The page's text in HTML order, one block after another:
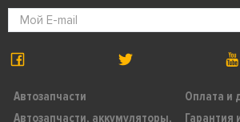
Автозапчасти
Автозапчасти, аккумуляторы,
Оплата и
Гарантия